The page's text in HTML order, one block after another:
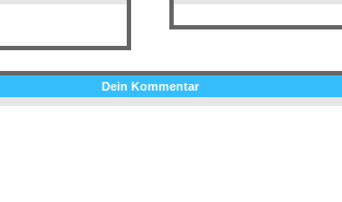
Dein Kommentar